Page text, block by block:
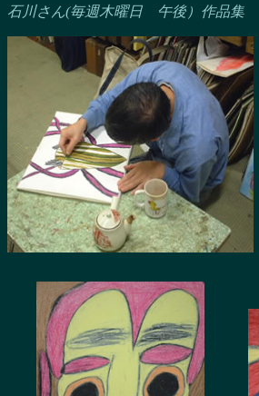
石川さん(毎週木曜日 午後）作品集